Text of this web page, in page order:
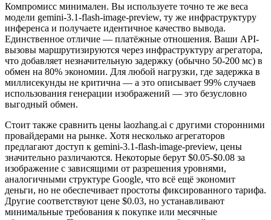
Компромисс минимален. Вы используете точно те же веса
модели gemini-3.1-flash-image-preview, ту же инфраструктуру
инференса и получаете идентичное качество вывода.
Единственное отличие — платёжные отношения. Ваши API-
вызовы маршрутизируются через инфраструктуру агрегатора,
что добавляет незначительную задержку (обычно 50-200 мс) в
обмен на 80% экономии. Для любой нагрузки, где задержка в
миллисекунды не критична — а это описывает 99% случаев
использования генерации изображений — это безусловно
выгодный обмен.
Стоит также сравнить цены laozhang.ai с другими сторонними
провайдерами на рынке. Хотя несколько агрегаторов
предлагают доступ к gemini-3.1-flash-image-preview, цены
значительно различаются. Некоторые берут $0.05-$0.08 за
изображение с зависящими от разрешения уровнями,
аналогичными структуре Google, что всё ещё экономит
деньги, но не обеспечивает простоты фиксированного тарифа.
Другие соответствуют цене $0.03, но устанавливают
минимальные требования к покупке или месячные